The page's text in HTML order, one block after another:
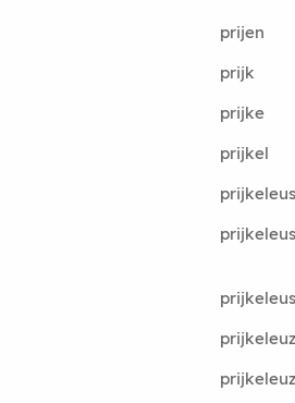
prijen
prijk
prijke
prijkel
prijkeleus